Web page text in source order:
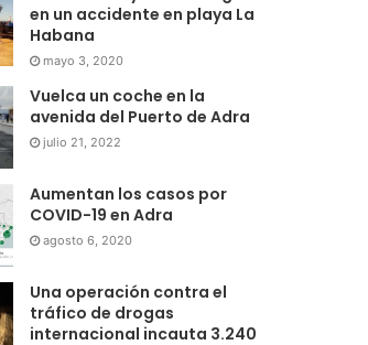
en un accidente en playa La
Habana
mayo 3, 2020
Vuelca un coche en la
avenida del Puerto de Adra
julio 21, 2022
Aumentan los casos por
COVID-19 en Adra
agosto 6, 2020
Una operación contra el
tráfico de drogas
internacional incauta 3.240